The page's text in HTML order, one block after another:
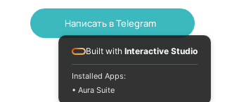
Написать в Telegram
Built with Interactive Studio
Installed Apps:
• Aura Suite